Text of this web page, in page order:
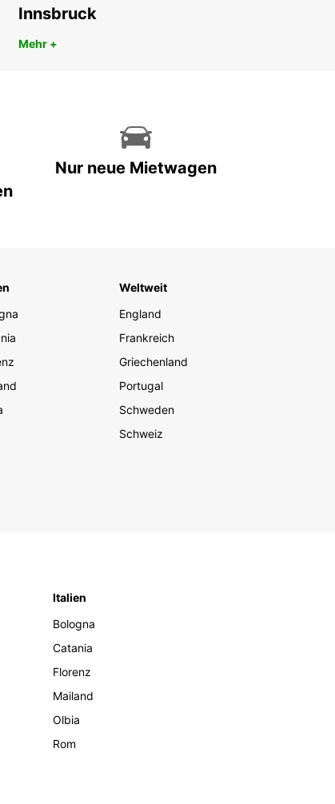
Innsbruck
Mehr +
Nur neue Mietwagen
Weltweit
England
Frankreich
Griechenland
Portugal
Schweden
Schweiz
Italien
Bologna
Catania
Florenz
Mailand
Olbia
Rom